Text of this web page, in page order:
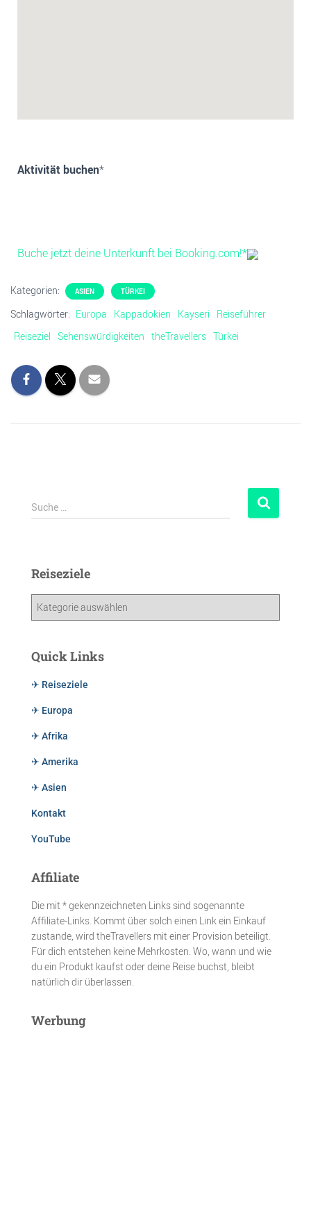
Aktivität buchen*
Buche jetzt deine Unterkunft bei Booking.com!*
Kategorien: ASIEN TÜRKEI
Schlagwörter: Europa Kappadokien Kayseri
Reiseführer
Reiseziel Sehenswürdigkeiten theTravellers Türkei
Suche …
Reiseziele
Quick Links
✈ Reiseziele
✈ Europa
✈ Afrika
✈ Amerika
✈ Asien
Kontakt
YouTube
Affiliate
Die mit * gekennzeichneten Links sind sogenannte
Affiliate-Links. Kommt über solch einen Link ein Einkauf
zustande, wird theTravellers mit einer Provision beteiligt.
Für dich entstehen keine Mehrkosten. Wo, wann und wie
du ein Produkt kaufst oder deine Reise buchst, bleibt
natürlich dir überlassen.
Werbung